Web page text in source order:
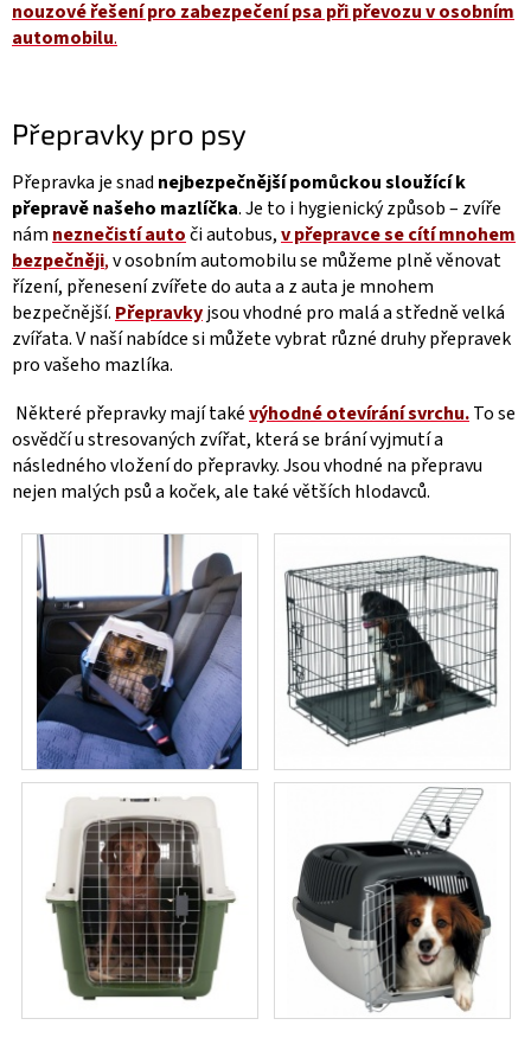
nouzové řešení pro zabezpečení psa při převozu v osobním
automobilu.
Přepravky pro psy
Přepravka je snad nejbezpečnější pomůckou sloužící k
přepravě našeho mazlíčka. Je to i hygienický způsob – zvíře
nám neznečistí autoči autobus,v přepravce se cítí mnohem
bezpečněji,v osobním automobilu se můžeme plně věnovat
řízení, přenesení zvířete do auta a z auta je mnohem
bezpečnější. Přepravkyjsou vhodné pro malá a středně velká
zvířata. V naší nabídce si můžete vybrat různé druhy přepravek
pro vašeho mazlíka.
Některé přepravky mají takévýhodné otevírání svrchu.To se
osvědčí u stresovaných zvířat, která se brání vyjmutí a
následného vložení do přepravky. Jsou vhodné na přepravu
nejen malých psů a koček, ale také větších hlodavců.